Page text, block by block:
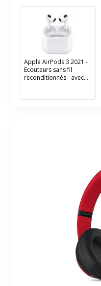
Apple AirPods 3 2021 -
Ecouteurs sans fil
reconditionnés - avec